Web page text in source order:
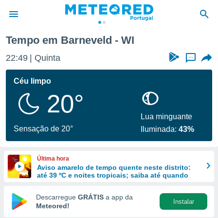
da
foi
fornecidas
a este
das
e
forma
digital
Tempo em Barneveld - WI
22:49 Quinta ...
Céu limpo
20°
Sensação de 20°
Lua minguante
Iluminada:43%
Última hora
Aviso amarelo de tempo quente neste distrito:
até 39 ºC e noites tropicais; saiba até quando
Descarregue GRÁTIS a app da
Meteored!
Instalar